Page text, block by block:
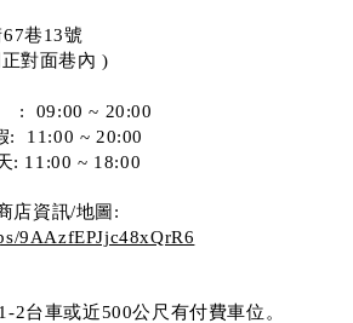
巷13號
對面巷內 )
:  09:00 ~ 20:00
:  11:00 ~ 20:00
: 11:00 ~ 18:00
店資訊/地圖:
9AAzfEPJjc48xQrR6
2台車或近500公尺有付費車位。